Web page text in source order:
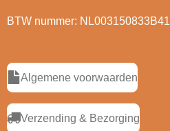
BTW nummer: NL003150833B41
Algemene voorwaarden
Verzending & Bezorging